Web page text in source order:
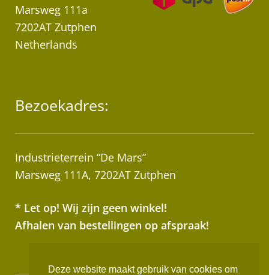
Marsweg 111a
7202AT Zutphen
Netherlands
Bezoekadres:
Industrieterrein “De Mars”
Marsweg 111A, 7202AT Zutphen
* Let op! Wij zijn geen winkel!
Afhalen van bestellingen op afspraak!
Deze website maakt gebruik van cookies om